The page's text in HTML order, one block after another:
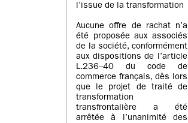
l’issue de la transformation
Aucune offre de rachat n’a
été proposée aux associés
de la société, conformément
aux dispositions de l’article
L.236–40 du code de
commerce français, dès lors
que le projet de traité de
transformation
transfrontalière a été
arrêtée à l’unanimité des